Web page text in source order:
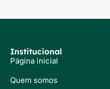
Institucional
Página inicial
Quem somos